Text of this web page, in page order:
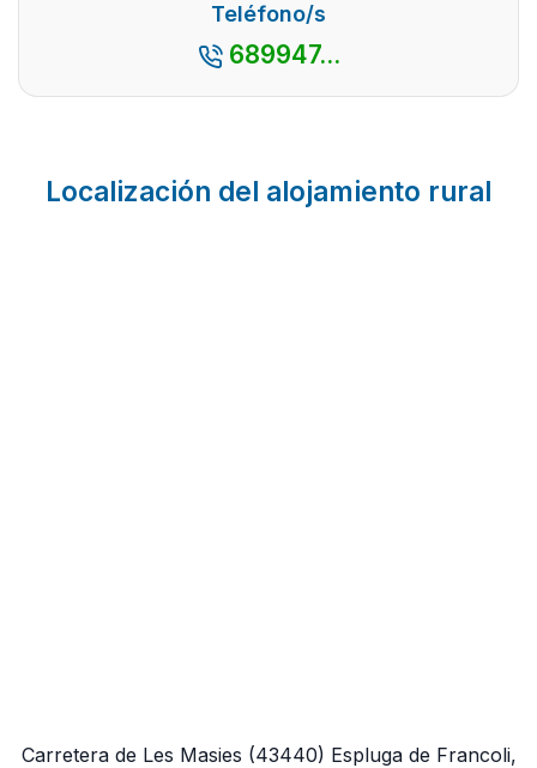
Teléfono/s
689947...
Localización del alojamiento rural
Carretera de Les Masies (43440) Espluga de Francoli,